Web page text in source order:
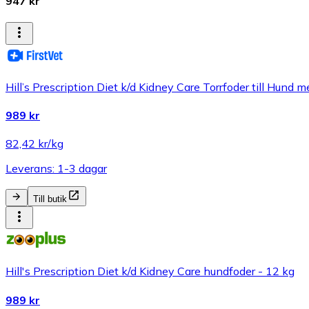
Hill’s Prescription Diet k/d Kidney Care Torrfoder till Hund
989 kr
82,42 kr/kg
Leverans: 1-3 dagar
Till butik
Hill's Prescription Diet k/d Kidney Care hundfoder - 12 kg
989 kr